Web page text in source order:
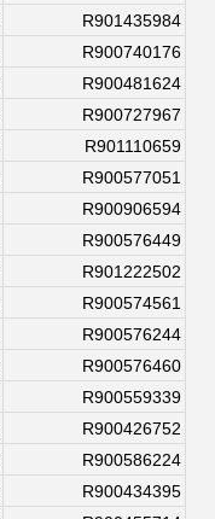
R901435984
R900740176
R900481624
R900727967
R901110659
R900577051
R900906594
R900576449
R901222502
R900574561
R900576244
R900576460
R900559339
R900426752
R900586224
R900434395